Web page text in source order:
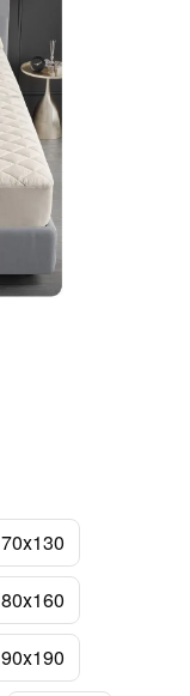
70х130
80х160
90х190